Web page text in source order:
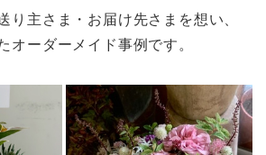
り主さま・お届け先さまを想い、
オーダーメイド事例です。